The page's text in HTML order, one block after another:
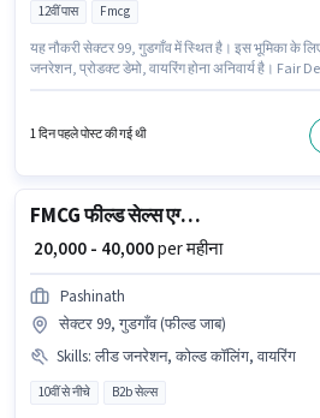
12वीं पास Fmcg
यह नौकरी सेक्टर 99, गुडगाँव में स्थित है। इस भूमिका के
जनरेशन, प्रोडक्ट डेमो, वायरिंग होना अनिवार्य है। Fair
होना चाहिए। इस भूमिका में Fixed वेतन संरचना मिलती है।
1 दिन पहले पोस्ट की गई थी
FMCG फील्ड सेल्स एग्जीक्यूटिव
₹ 20,000 - 40,000per महीना
Pashinath
सेक्टर 99, गुडगाँव (फील्ड जाब)
Skills: लीड जनरेशन, कोल्ड कॉलिंग, वायरिंग
10वीं से नीचे B2b सेल्स